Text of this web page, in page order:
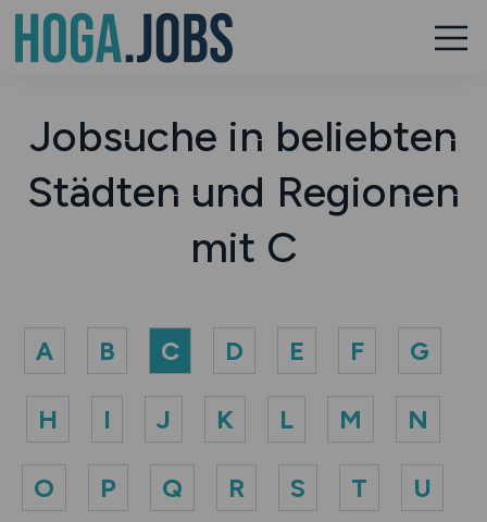
Jobsuche in beliebten
Städten und Regionen
mit C
A B C D E F G
H I J K L M N
O P Q R S T U